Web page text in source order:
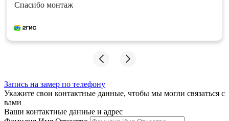
Спасибо монтаж
Запись на замер по телефону
Укажите свои контактные данные, чтобы мы могли связаться с
вами
Ваши контактные данные и адрес